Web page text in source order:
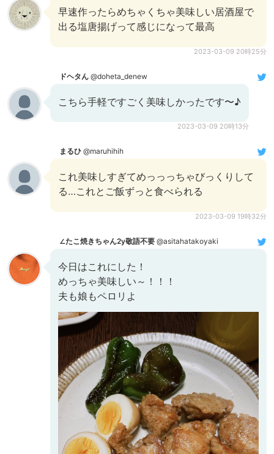
早速作ったらめちゃくちゃ美味しい居酒屋で
出る塩唐揚げって感じになって最高
2023-03-09 20時25分
ドヘタん @doheta_denew
こちら手軽ですごく美味しかったです〜♪
2023-03-09 20時13分
まるひ @maruhihih
これ美味しすぎてめっっっちゃびっくりして
る…これとご飯ずっと食べられる
2023-03-09 19時32分
∠たこ焼きちゃん2y敬語不要 @asitahatakoyaki
今日はこれにした！
めっちゃ美味しい～！！！
夫も娘もペロリよ